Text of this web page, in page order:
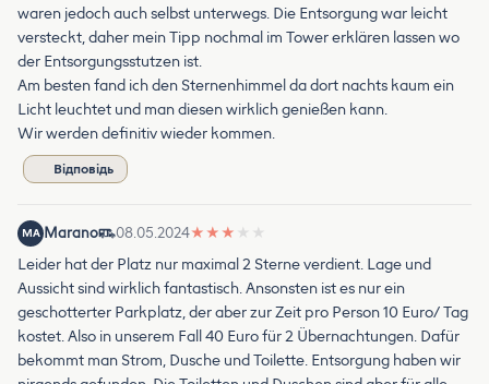
waren jedoch auch selbst unterwegs. Die Entsorgung war leicht
versteckt, daher mein Tipp nochmal im Tower erklären lassen wo
der Entsorgungsstutzen ist.
Am besten fand ich den Sternenhimmel da dort nachts kaum ein
Licht leuchtet und man diesen wirklich genießen kann.
Wir werden definitiv wieder kommen.
Відповідь
MA Marano 08.05.2024★ ★ ★ ★ ★
Leider hat der Platz nur maximal 2 Sterne verdient. Lage und
Aussicht sind wirklich fantastisch. Ansonsten ist es nur ein
geschotterter Parkplatz, der aber zur Zeit pro Person 10 Euro/ Tag
kostet. Also in unserem Fall 40 Euro für 2 Übernachtungen. Dafür
bekommt man Strom, Dusche und Toilette. Entsorgung haben wir